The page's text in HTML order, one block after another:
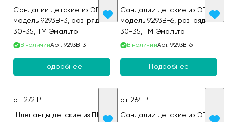
Сандалии детские из ЭВА,
модель 9293B-3, раз. ряд
30-35, ТМ Эмальто
В наличииАрт. 9293B-3
Подробнее
Сандалии детские из ЭВА,
модель 9293B-6, раз. ряд
30-35, ТМ Эмальто
В наличииАрт. 9293B-6
Подробнее
от 272 ₽
Шлепанцы детские из ПВХ,
от 264 ₽
Сандалии детские из ЭВА,